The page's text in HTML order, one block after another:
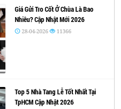
Giá Gửi Tro Cốt Ở Chùa Là Bao
Nhiêu? Cập Nhật Mới 2026
28-04-2026 11366
Top 5 Nhà Tang Lễ Tốt Nhất Tại
TpHCM Cập Nhật 2026